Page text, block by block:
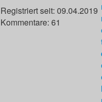
Registriert seit: 09.04.2019
Kommentare: 61